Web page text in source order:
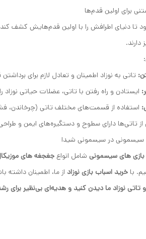
برای اولین قدم‌ها
تا دنیای اطرافش را با اولین قدم‌هایش کشف
دارند.
تاتی به نوزاد اطمینان و تعادل لازم برای
ایستادن و راه رفتن با تاتی، عضلات حیاتی نوزاد
استفاده از قسمت‌های مختلف تاتی
از تاتی‌ها دارای سطوح و دستگیره‌های ایمن و
سیسمونی در سیسمونی شیدا
بازی های سیسمونی شامل انواع جغجغه های
با خرید اسباب بازی نوزاد از ما، اطمینان داشته
نوزاد ما دیدن کنید و هدیه‌ای بی‌نظیر برای